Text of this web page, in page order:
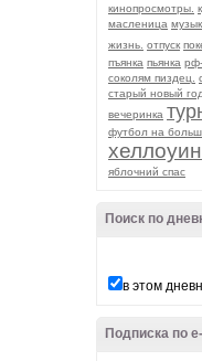
кинопросмотры.
масленица
жизнь. отпуск
пъянка пьянка
соколям пиздец.
старый новый год
вечеринка
футбол на
хеллоуин
яблочний спас
Поиск по
в этом
Подписка по